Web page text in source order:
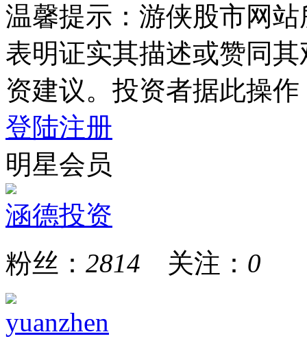
温馨提示：游侠股市网
表明证实其描述或赞同
资建议。投资者据此操
登陆注册
明星会员
涵德投资
粉丝： 2814 关注： 0
yuanzhen